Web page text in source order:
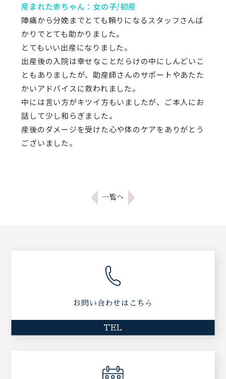
産まれた赤ちゃん：女の子/初産
陣痛から分娩までとても頼りになるスタッフさんば
かりでとても助かりました。
とてもいい出産になりました。
出産後の入院は幸せなことだらけの中にしんどいこ
ともありましたが、助産師さんのサポートやあたた
かいアドバイスに救われました。
中には言い方がキツイ方もいましたが、ご本人にお
話して少し和らぎました。
産後のダメージを受けた心や体のケアをありがとう
ございました。
一覧へ
お問い合わせはこちら
TEL